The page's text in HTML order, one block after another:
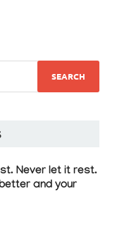
Never let it rest.
and your